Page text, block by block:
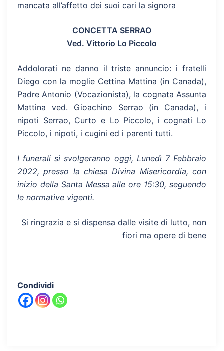
mancata all’affetto dei suoi cari la signora
CONCETTA SERRAO
Ved. Vittorio Lo Piccolo
Addolorati ne danno il triste annuncio: i fratelli
Diego con la moglie Cettina Mattina (in Canada),
Padre Antonio (Vocazionista), la cognata Assunta
Mattina ved. Gioachino Serrao (in Canada), i
nipoti Serrao, Curto e Lo Piccolo, i cognati Lo
Piccolo, i nipoti, i cugini ed i parenti tutti.
I funerali si svolgeranno oggi, Lunedì 7 Febbraio
2022, presso la chiesa Divina Misericordia, con
inizio della Santa Messa alle ore 15:30, seguendo
le normative vigenti.
Si ringrazia e si dispensa dalle visite di lutto, non
fiori ma opere di bene
Condividi